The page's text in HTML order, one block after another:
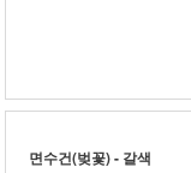
면수건(벚꽃) - 갈색